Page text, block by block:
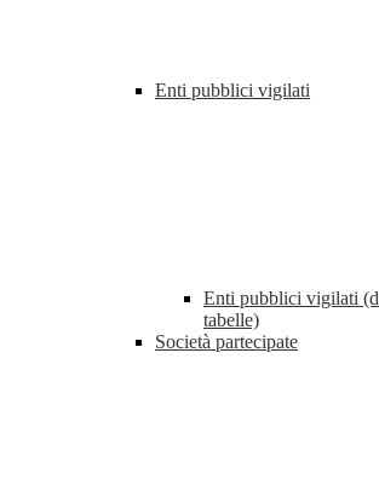
Enti pubblici vigilati
Enti pubblici vigilati
tabelle)
Società partecipate